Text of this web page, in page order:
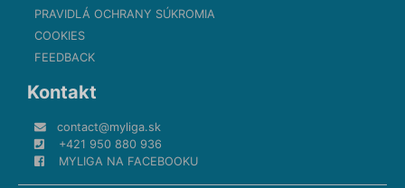
PRAVIDLÁ OCHRANY SÚKROMIA
COOKIES
FEEDBACK
Kontakt
contact@myliga.sk
+421 950 880 936
MYLIGA NA FACEBOOKU